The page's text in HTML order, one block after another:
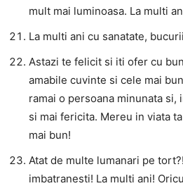
mult mai luminoasa. La multi
La multi ani cu sanatate,
Astazi te felicit si iti ofer cu
amabile cuvinte si cele mai
ramai o persoana minunata si,
si mai fericita. Mereu in viata
mai bun!
Atat de multe lumanari pe
imbatranesti! La multi ani!